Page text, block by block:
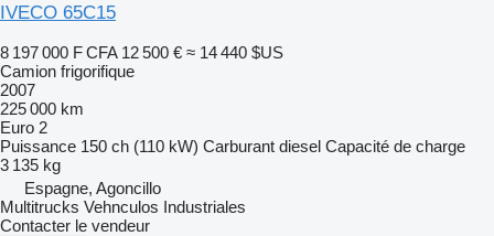
IVECO 65C15
8 197 000 F CFA 12 500 € ≈ 14 440 $US
Camion frigorifique
2007
225 000 km
Euro 2
Puissance 150 ch (110 kW) Carburant diesel Capacité de charge
3 135 kg
Espagne, Agoncillo
Multitrucks Vehnculos Industriales
Contacter le vendeur